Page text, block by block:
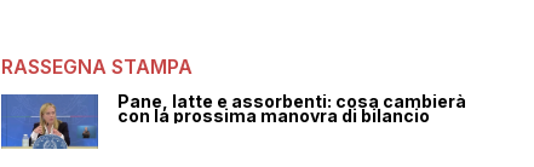
RASSEGNA STAMPA
Pane, latte e assorbenti: cosa cambierà
con la prossima manovra di bilancio